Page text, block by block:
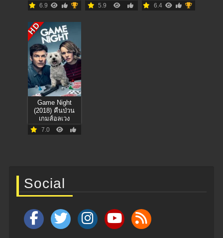
6.9 5.9 6.4
HD
Game Night
(2018) คืนป่วน
เกมส์อลเวง
7.0
Social